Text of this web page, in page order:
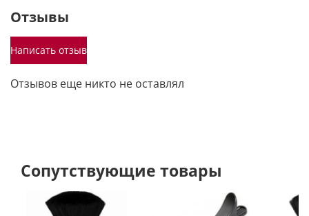
Отзывы
Написать отзыв
Отзывов еще никто не оставлял
Сопутствующие товары